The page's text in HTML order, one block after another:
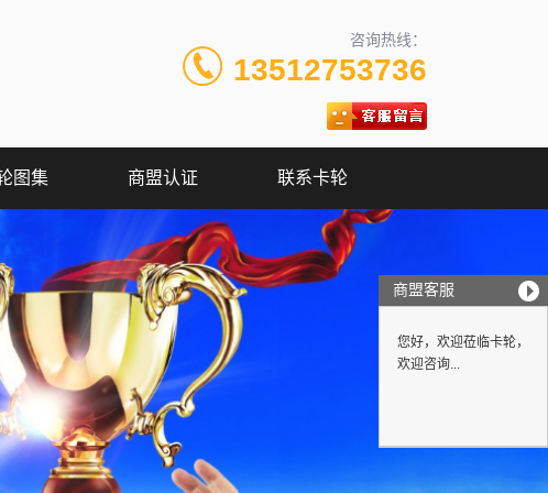
咨询热线：
13512753736
图集 商盟认证 联系卡轮
商盟客服
您好，欢迎莅临卡轮，
欢迎咨询...